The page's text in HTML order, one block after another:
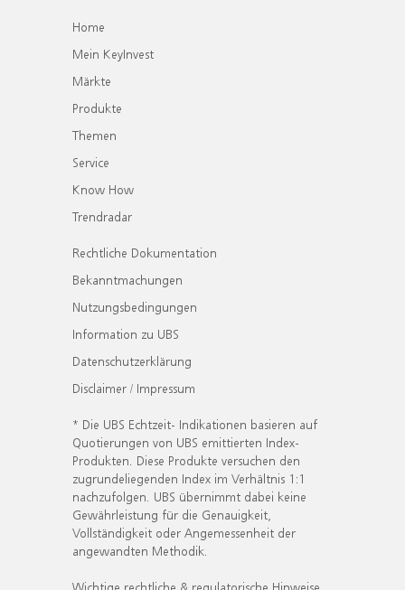
Home
Mein KeyInvest
Märkte
Produkte
Themen
Service
Know How
Trendradar
Rechtliche Dokumentation
Bekanntmachungen
Nutzungsbedingungen
Information zu UBS
Datenschutzerklärung
Disclaimer / Impressum
* Die UBS Echtzeit- Indikationen basieren auf
Quotierungen von UBS emittierten Index-
Produkten. Diese Produkte versuchen den
zugrundeliegenden Index im Verhältnis 1:1
nachzufolgen. UBS übernimmt dabei keine
Gewährleistung für die Genauigkeit,
Vollständigkeit oder Angemessenheit der
angewandten Methodik.